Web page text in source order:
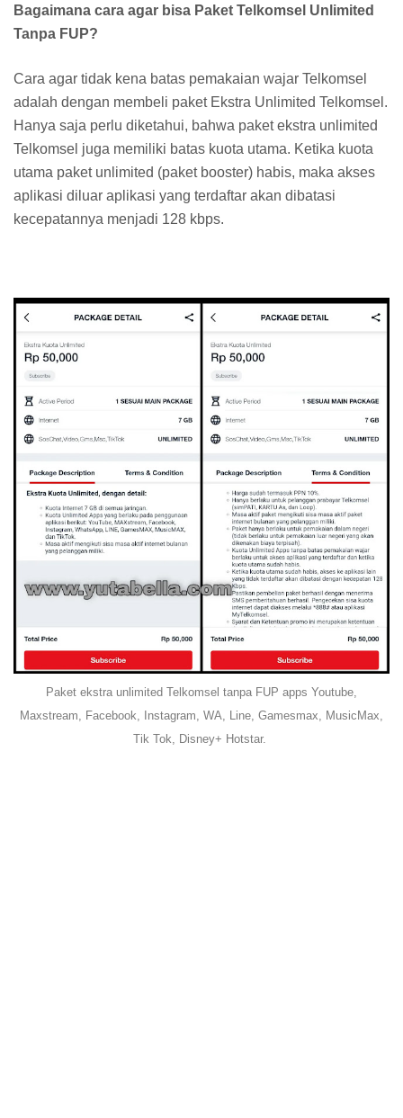
Bagaimana cara agar bisa Paket Telkomsel Unlimited
Tanpa FUP?
Cara agar tidak kena batas pemakaian wajar Telkomsel
adalah dengan membeli paket Ekstra Unlimited Telkomsel.
Hanya saja perlu diketahui, bahwa paket ekstra unlimited
Telkomsel juga memiliki batas kuota utama. Ketika kuota
utama paket unlimited (paket booster) habis, maka akses
aplikasi diluar aplikasi yang terdaftar akan dibatasi
kecepatannya menjadi 128 kbps.
Paket ekstra unlimited Telkomsel tanpa FUP apps Youtube,
Maxstream, Facebook, Instagram, WA, Line, Gamesmax, MusicMax,
Tik Tok, Disney+ Hotstar.